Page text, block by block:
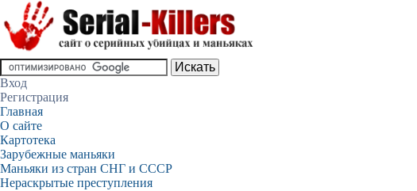
Вход
Регистрация
Главная
О сайте
Картотека
Зарубежные маньяки
Маньяки из стран СНГ и СССР
Нераскрытые преступления